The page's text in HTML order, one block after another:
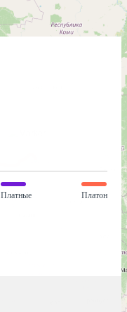
Платные Платон